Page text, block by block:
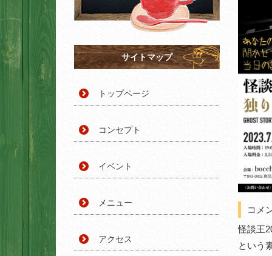
サイトマップ
トップページ
コンセプト
イベント
メニュー
アクセス
コメ
怪談王
という